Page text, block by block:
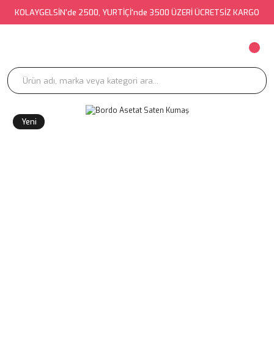
KOLAYGELSİN'de 2500, YURTİÇİ'nde 3500 ÜZERİ ÜCRETSİZ KARGO
Yeni